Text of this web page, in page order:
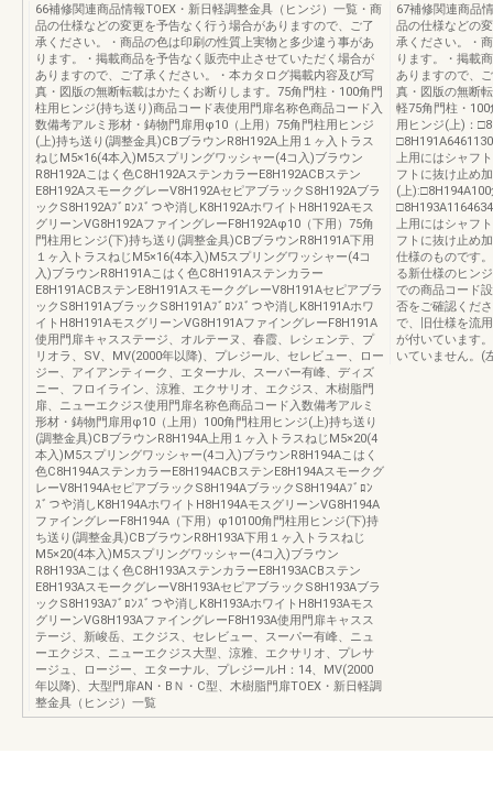
66補修関連商品情報TOEX・新日軽調整金具（ヒンジ）一覧・商
品の仕様などの変更を予告なく行う場合がありますので、ご了
承ください。・商品の色は印刷の性質上実物と多少違う事があ
ります。・掲載商品を予告なく販売中止させていただく場合が
ありますので、ご了承ください。・本カタログ掲載内容及び写
真・図版の無断転載はかたくお断りします。75角門柱・100角門
柱用ヒンジ(持ち送り)商品コード表使用門扉名称色商品コード入
数備考アルミ形材・鋳物門扉用φ10（上用）75角門柱用ヒンジ
(上)持ち送り(調整金具)CBブラウンR8H192A上用１ヶ入トラス
ねじM5×16(4本入)M5スプリングワッシャー(4コ入)ブラウン
R8H192Aこはく色C8H192AステンカラーE8H192ACBステン
E8H192AスモークグレーV8H192AセピアブラックS8H192Aブラ
ックS8H192Aﾌﾞﾛﾝｽﾞつや消しK8H192AホワイトH8H192Aモス
グリーンVG8H192AファイングレーF8H192Aφ10（下用）75角
門柱用ヒンジ(下)持ち送り(調整金具)CBブラウンR8H191A下用
１ヶ入トラスねじM5×16(4本入)M5スプリングワッシャー(4コ
入)ブラウンR8H191Aこはく色C8H191Aステンカラー
E8H191ACBステンE8H191AスモークグレーV8H191Aセピアブラ
ックS8H191AブラックS8H191Aﾌﾞﾛﾝｽﾞつや消しK8H191Aホワ
イトH8H191AモスグリーンVG8H191AファイングレーF8H191A
使用門扉キャスステージ、オルテーヌ、春霞、レシェンテ、プ
リオラ、SV、MV(2000年以降)、プレジール、セレビュー、ロー
ジー、アイアンティーク、エターナル、スーパー有峰、ディズ
ニー、フロイライン、涼雅、エクサリオ、エクジス、木樹脂門
扉、ニューエクジス使用門扉名称色商品コード入数備考アルミ
形材・鋳物門扉用φ10（上用）100角門柱用ヒンジ(上)持ち送り
(調整金具)CBブラウンR8H194A上用１ヶ入トラスねじM5×20(4
本入)M5スプリングワッシャー(4コ入)ブラウンR8H194Aこはく
色C8H194AステンカラーE8H194ACBステンE8H194Aスモークグ
レーV8H194AセピアブラックS8H194AブラックS8H194Aﾌﾞﾛﾝ
ｽﾞつや消しK8H194AホワイトH8H194AモスグリーンVG8H194A
ファイングレーF8H194A（下用）φ10100角門柱用ヒンジ(下)持
ち送り(調整金具)CBブラウンR8H193A下用１ヶ入トラスねじ
M5×20(4本入)M5スプリングワッシャー(4コ入)ブラウン
R8H193Aこはく色C8H193AステンカラーE8H193ACBステン
E8H193AスモークグレーV8H193AセピアブラックS8H193Aブラ
ックS8H193Aﾌﾞﾛﾝｽﾞつや消しK8H193AホワイトH8H193Aモス
グリーンVG8H193AファイングレーF8H193A使用門扉キャスス
テージ、新峻岳、エクジス、セレビュー、スーパー有峰、ニュ
ーエクジス、ニューエクジス大型、涼雅、エクサリオ、プレサ
ージュ、ロージー、エターナル、プレジールH：14、MV(2000
年以降)、大型門扉AN・BＮ・C型、木樹脂門扉TOEX・新日軽調
整金具（ヒンジ）一覧
67補修関連商品
品の仕様などの
承ください。・
ります。・掲載
ありますので、
真・図版の無断
軽75角門柱・
用ヒンジ(上)：
上用にはシャフ
フトに抜け止め
(上
上用にはシャフ
フトに抜け止め
仕様のものです
る新仕様のヒン
での商品コード
否をご確認くだ
で、旧仕様を流
が付いています
いていません。(